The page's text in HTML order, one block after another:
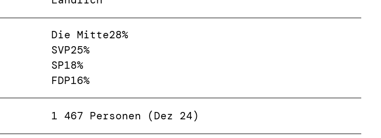
Die Mitte28%
SVP25%
SP18%
FDP16%
1 467 Personen (Dez 24)